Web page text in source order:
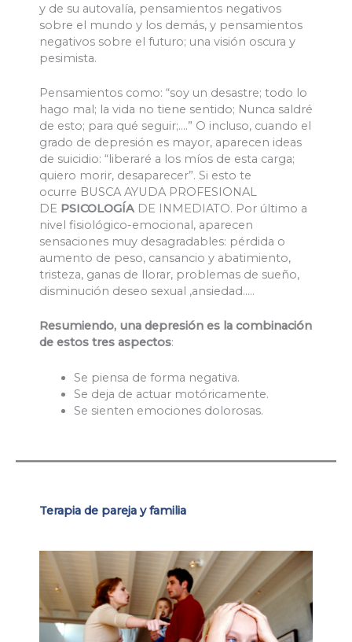
y de su autovalía, pensamientos negativos
sobre el mundo y los demás, y pensamientos
negativos sobre el futuro; una visión oscura y
pesimista.
Pensamientos como: “soy un desastre; todo lo
hago mal; la vida no tiene sentido; Nunca saldré
de esto; para qué seguir;….” O incluso, cuando el
grado de depresión es mayor, aparecen ideas
de suicidio: “liberaré a los míos de esta carga;
quiero morir, desaparecer”. Si esto te
ocurre BUSCA AYUDA PROFESIONAL
DE PSICOLOGÍADE INMEDIATO. Por último a
nivel fisiológico-emocional, aparecen
sensaciones muy desagradables: pérdida o
aumento de peso, cansancio y abatimiento,
tristeza, ganas de llorar, problemas de sueño,
disminución deseo sexual ,ansiedad…..
Resumiendo, una depresión es la combinación
de estos tres aspectos:
Se piensa de forma negativa.
Se deja de actuar motóricamente.
Se sienten emociones dolorosas.
Terapia de pareja y familia